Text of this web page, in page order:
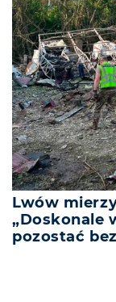
Lwów
„Doskonale
pozostać